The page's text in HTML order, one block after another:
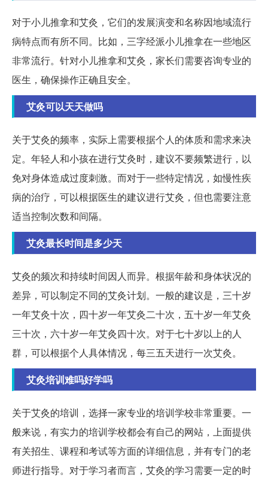
对于小儿推拿和艾灸，它们的发展演变和名称因地域流行
病特点而有所不同。比如，三字经派小儿推拿在一些地区
非常流行。针对小儿推拿和艾灸，家长们需要咨询专业的
医生，确保操作正确且安全。
艾灸可以天天做吗
关于艾灸的频率，实际上需要根据个人的体质和需求来决
定。年轻人和小孩在进行艾灸时，建议不要频繁进行，以
免对身体造成过度刺激。而对于一些特定情况，如慢性疾
病的治疗，可以根据医生的建议进行艾灸，但也需要注意
适当控制次数和间隔。
艾灸最长时间是多少天
艾灸的频次和持续时间因人而异。根据年龄和身体状况的
差异，可以制定不同的艾灸计划。一般的建议是，三十岁
一年艾灸十次，四十岁一年艾灸二十次，五十岁一年艾灸
三十次，六十岁一年艾灸四十次。对于七十岁以上的人
群，可以根据个人具体情况，每三五天进行一次艾灸。
艾灸培训难吗好学吗
关于艾灸的培训，选择一家专业的培训学校非常重要。一
般来说，有实力的培训学校都会有自己的网站，上面提供
有关招生、课程和考试等方面的详细信息，并有专门的老
师进行指导。对于学习者而言，艾灸的学习需要一定的时